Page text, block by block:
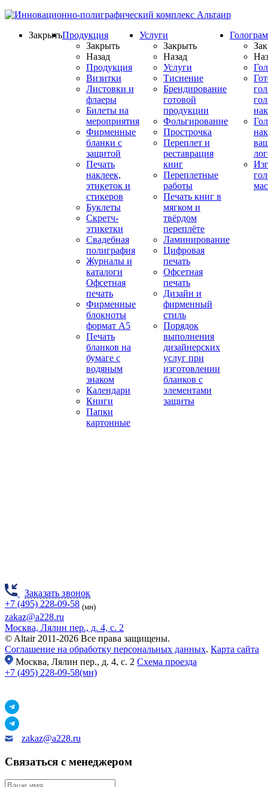
ЗакрытьПродукция
Закрыть
Назад
Продукция
Визитки
Листовки и
флаеры
Билеты на
мероприятия
Фирменные
бланки с
защитой
Печать
наклеек,
этикеток и
стикеров
Буклеты
Скретч-
этикетки
Свадебная
полиграфия
Журналы и
каталоги
Офсетная
печать
Фирменные
блокноты
формат А5
Печать
бланков на
бумаге с
водяным
знаком
Календари
Книги
Папки
картонные
Услуги
Закрыть
Назад
Услуги
Тиснение
Брендирование
готовой
продукции
Фольгирование
Прострочка
Переплет и
реставрация
книг
Переплетные
работы
Печать книг в
мягком и
твёрдом
переплёте
Ламинирование
Цифровая
печать
Офсетная
печать
Дизайн и
фирменный
стиль
Порядок
выполнения
дизайнерских
услуг при
изготовлении
бланков с
элементами
защиты
Заказать звонок
+7 (495) 228-09-58 (мн)
zakaz@a228.ru
Москва, Лялин пер., д. 4, с. 2
© Altair 2011-2026 Все права защищены.
Соглашение на обработку персональных данных. Карта сайта
Москва, Лялин пер., д. 4, с. 2 Схема проезда
+7 (495) 228-09-58(мн)
zakaz@a228.ru
Связаться с менеджером